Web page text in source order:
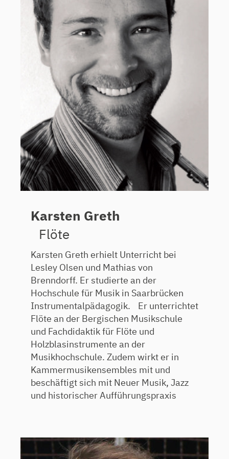
Karsten Greth
Flöte
Karsten Greth erhielt Unterricht bei
Lesley Olsen und Mathias von
Brenndorff. Er studierte an der
Hochschule für Musik in Saarbrücken
Instrumentalpädagogik. Er unterrichtet
Flöte an der Bergischen Musikschule
und Fachdidaktik für Flöte und
Holzblasinstrumente an der
Musikhochschule. Zudem wirkt er in
Kammermusikensembles mit und
beschäftigt sich mit Neuer Musik, Jazz
und historischer Aufführungspraxis